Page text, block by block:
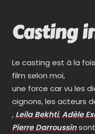
Casting
Le casting est à la
film selon moi,
une force car vu les
oignons, les acteurs
, Leila Bekhti,Adèle
Pierre Darroussin